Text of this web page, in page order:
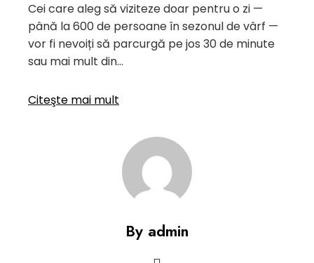
Cei care aleg să viziteze doar pentru o zi —
până la 600 de persoane în sezonul de vârf —
vor fi nevoiți să parcurgă pe jos 30 de minute
sau mai mult din…
Citeşte mai mult
By admin